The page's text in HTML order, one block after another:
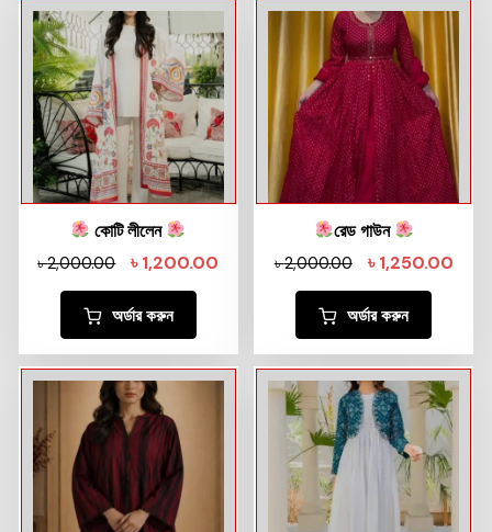
কোটি লীলেন
৳2,000.00 ৳1,200.00
অর্ডার করুন
রেড গাউন
৳2,000.00 ৳1,250.00
অর্ডার করুন